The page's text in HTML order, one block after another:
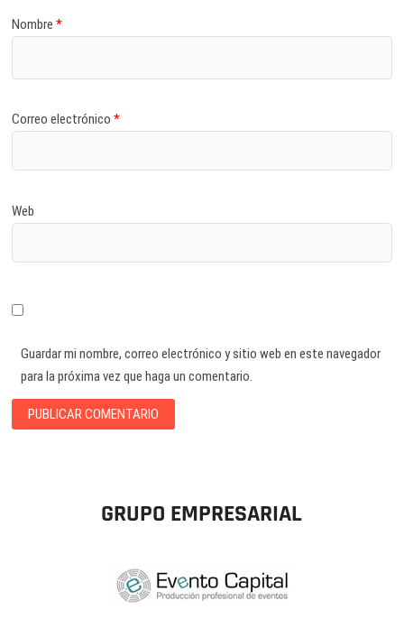
Nombre*
Correo electrónico*
Web
Guardar mi nombre, correo electrónico y sitio web en este navegador
para la próxima vez que haga un comentario.
GRUPO EMPRESARIAL